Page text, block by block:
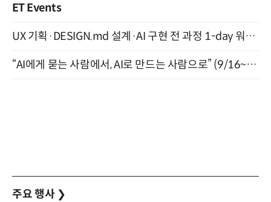
ET Events
UX 기획·DESIGN.md 설계·AI 구현 전 과정 1-day 워크숍 with Claude Code·Codex 9월 15일 개최
“AI에게 묻는 사람에서, AI로 만드는 사람으로” (9/16~17)
주요 행사 ❯